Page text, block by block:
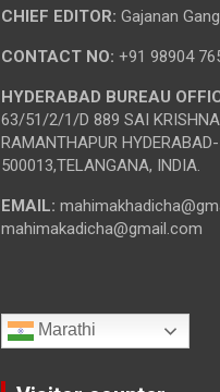
CHIEF EDITOR: Gajanan
CONTACT NO: +91 98904
HYDERABAD BUREAU
63/51/2/1/D 889 SAI
RAMANTHAPUR HYDERABAD-
500013,TELANGANA, INDIA.
EMAIL:
mahimakadicha@gmail.com
Marathi